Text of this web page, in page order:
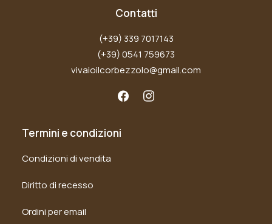
Contatti
(+39) 339 7017143
(+39) 0541 759673
vivaioilcorbezzolo@gmail.com
Termini e condizioni
Condizioni di vendita
Diritto di recesso
Ordini per email